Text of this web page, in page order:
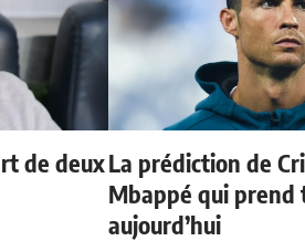
de deuxLa prédiction de
Mbappé qui prend
aujourd’hui